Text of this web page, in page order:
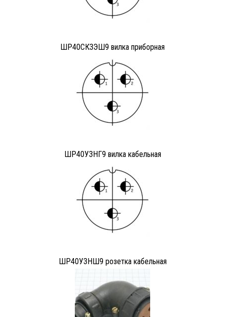
ШР40СК3ЭШ9 вилка приборная
ШР40У3НГ9 вилка кабельная
ШР40У3НШ9 розетка кабельная